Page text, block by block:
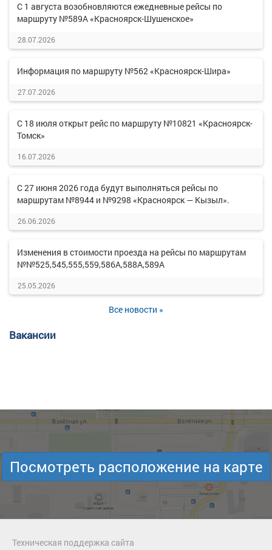
С 1 августа возобновляются ежедневные рейсы по
маршруту №589А «Красноярск-Шушенское»
28.07.2026
Информация по маршруту №562 «Красноярск-Шира»
27.07.2026
С 18 июля открыт рейс по маршруту №10821 «Красноярск-
Томск»
16.07.2026
С 27 июня 2026 года будут выполняться рейсы по
маршрутам №8944 и №9298 «Красноярск — Кызыл».
26.06.2026
Изменения в стоимости проезда на рейсы по маршрутам
№№525,545,555,559,586А,588А,589А
25.05.2026
Все новости »
Вакансии
Посмотреть расположение на карте
Техническая поддержка сайта